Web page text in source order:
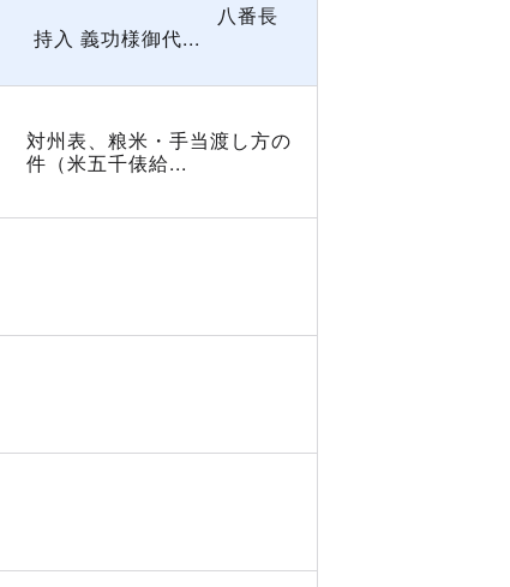
八番長
持入 義功様御代...
対州表、粮米・手当渡し方の
件（米五千俵給...